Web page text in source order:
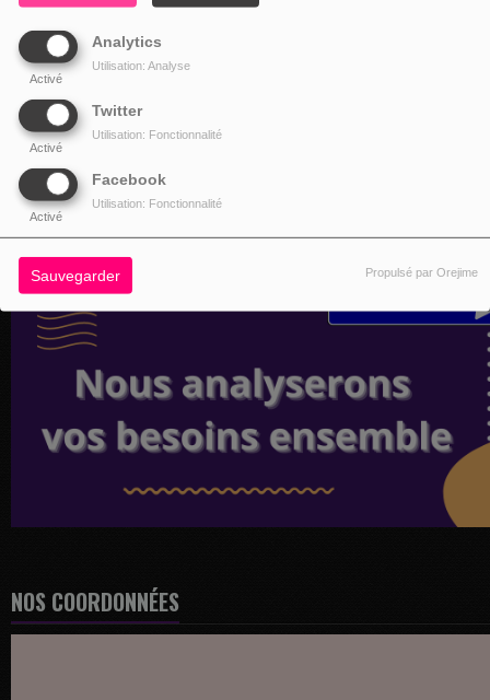
Analytics
Activé
Utilisation: Analyse
Twitter
Activé
Utilisation: Fonctionnalité
Facebook
Activé
Utilisation: Fonctionnalité
Sauvegarder Propulsé par Orejime
NOS COORDONNÉES